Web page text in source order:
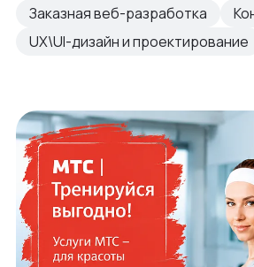
Заказная веб-разработка
UX\UI-дизайн и проектирование